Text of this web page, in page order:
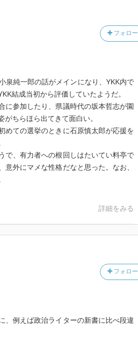
フォロー
泉純一郎の話がメインになり、YKK内で
結成当初から評価していたようだ。
に参加したり、県議時代の坂本哲志が園
ちらほら出てきて面白い。
めての選挙のときに石原慎太郎が応援を
で、有力者への根回しはたいてい料亭で
外にマメな性格だなと思った。なお、
詳細をみる
フォロー
、例えば政治ライターの新書に比べ段違